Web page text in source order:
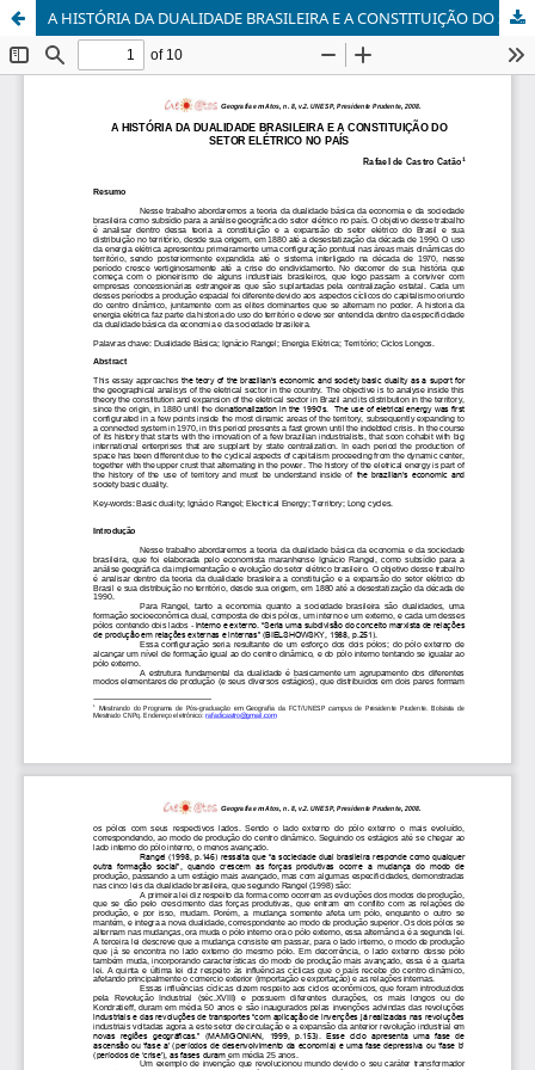
A HISTÓRIA DA DUALIDADE BRASILEIRA E A CONSTITUIÇÃO DO SETOR ELÉTRICO NO PAÍS